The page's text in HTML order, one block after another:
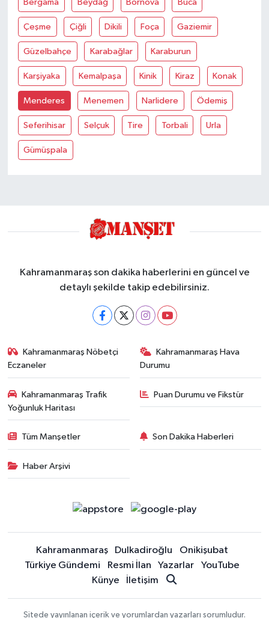
Bergama Beydağ Bornova Buca
Çeşme Çiğli Dikili Foça Gaziemir
Güzelbahçe Karabağlar Karaburun
Karşiyaka Kemalpaşa Kinik Kiraz Konak
Menderes Menemen Narlidere Ödemiş
Seferihisar Selçuk Tire Torbali Urla
Gümüşpala
Kahramanmaraş son dakika haberlerini en güncel ve
detaylı şekilde takip edebilirsiniz.
Kahramanmaraş Nöbetçi
Eczaneler
Kahramanmaraş Hava
Durumu
Kahramanmaraş Trafik
Yoğunluk Haritası
Puan Durumu ve Fikstür
Tüm Manşetler Son Dakika Haberleri
Haber Arşivi
Kahramanmaraş Dulkadiroğlu
Onikişubat
Türkiye Gündemi
Resmi İlan Yazarlar
YouTube
Künye
İletişim
Sitede yayınlanan içerik ve yorumlardan yazarları sorumludur.